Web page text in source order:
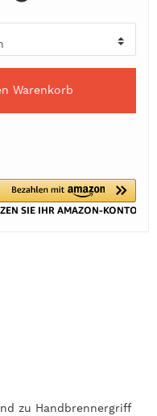
Warenkorb
zu Handbrennergriff